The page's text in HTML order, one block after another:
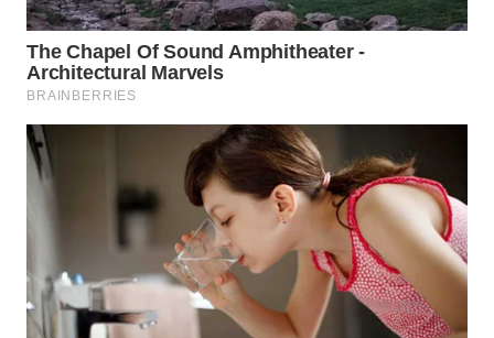
WN
KALTENG
WN
KALTARA
WN
KALTIM